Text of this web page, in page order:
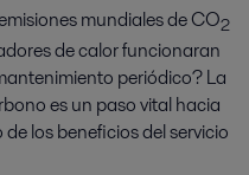
mundiales de CO2
de calor funcionaran
periódico? La
es un paso vital hacia
los beneficios del servicio